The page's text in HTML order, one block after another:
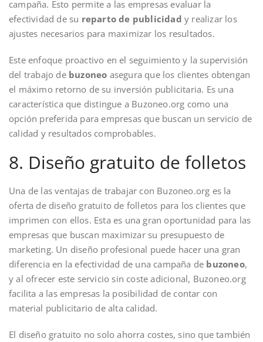
campaña. Esto permite a las empresas evaluar la
efectividad de su reparto de publicidad y realizar los
ajustes necesarios para maximizar los resultados.
Este enfoque proactivo en el seguimiento y la supervisión
del trabajo de buzoneo asegura que los clientes obtengan
el máximo retorno de su inversión publicitaria. Es una
característica que distingue a Buzoneo.org como una
opción preferida para empresas que buscan un servicio de
calidad y resultados comprobables.
8. Diseño gratuito de folletos
Una de las ventajas de trabajar con Buzoneo.org es la
oferta de diseño gratuito de folletos para los clientes que
imprimen con ellos. Esta es una gran oportunidad para las
empresas que buscan maximizar su presupuesto de
marketing. Un diseño profesional puede hacer una gran
diferencia en la efectividad de una campaña de buzoneo,
y al ofrecer este servicio sin coste adicional, Buzoneo.org
facilita a las empresas la posibilidad de contar con
material publicitario de alta calidad.
El diseño gratuito no solo ahorra costes, sino que también